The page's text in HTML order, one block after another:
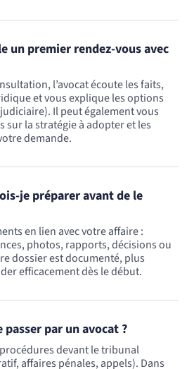
un premier rendez-vous avec
l’avocat écoute les faits,
et vous explique les options
Il peut également vous
sur la stratégie à adopter et les
demande.
je préparer avant de le
en lien avec votre affaire :
photos, rapports, décisions ou
dossier est documenté, plus
efficacement dès le début.
par un avocat ?
devant le tribunal
affaires pénales, appels). Dans